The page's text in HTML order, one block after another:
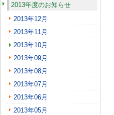
2013年度のお知らせ
2013年12月
2013年11月
2013年10月
2013年09月
2013年08月
2013年07月
2013年06月
2013年05月